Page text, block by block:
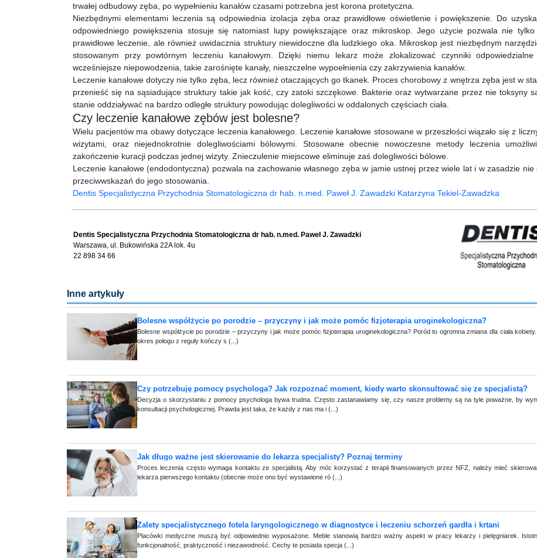
trwałej odbudowy zęba, po wypełnieniu kanałów czasami potrzebna jest korona protetyczna.
Niezbędnymi elementami leczenia są odpowiednia izolacja zęba oraz prawidłowe oświetlenie i powiększenie. Do
odpowiedniego powiększenia stosuje się natomiast lupy powiększające oraz mikroskop. Jego użycie pozwala nie tylko
prawidłowe leczenie, ale również uwidacznia struktury niewidoczne dla ludzkiego oka. Mikroskop jest niezbędnym
stosowanym przy powtórnym leczeniu kanałowym. Dzięki niemu lekarz może zlokalizować czynniki
wcześniejsze niepowodzenia, takie zarośnięte kanały, nieszczelne wypoełnienia czy zakrzywienia kanałów.
Leczenie kanałowe dotyczy nie tylko zęba, lecz również otaczających go tkanek. Proces chorobowy z wnętrza zęba jest w
przenieść się na sąsiadujące struktury takie jak kość, czy zatoki szczękowe. Bakterie oraz wytwarzane przez nie toksyny
stanie oddziaływać na bardzo odległe struktury powodując dolegliwości w oddalonych częściach ciała.
Czy leczenie kanałowe zębów jest bolesne?
Wielu pacjentów ma obawy dotyczące leczenia kanałowego. Leczenie kanałowe stosowane w przeszłości wiązało się z
wizytami, oraz niejednokrotnie dolegliwościami bólowymi. Stosowane obecnie nowoczesne metody leczenia
zakończenie kuracji podczas jednej wizyty. Znieczulenie miejscowe eliminuje zaś dolegliwości bólowe.
Leczenie kanałowe (endodontyczna) pozwala na zachowanie własnego zęba w jamie ustnej przez wiele lat i w zasadzie nie
przeciwwskazań do jego stosowania.
Dentis Specjalistyczna Przychodnia Stomatologiczna dr hab. n.med. Paweł J. Zawadzki Katarzyna Tekiel-Zawadzka
Dentis Specjalistyczna Przychodnia Stomatologiczna dr hab. n.med. Paweł J. Zawadzki
Warszawa, ul. Bukowińska 22A lok. 4u
22 898 34 66
Inne artykuły
Bolesne współżycie po porodzie – przyczyny i jak może pomóc fizjoterapia uroginekologiczna?
Bolesne współżycie po porodzie – przyczyny i jak może pomóc fizjoterapia uroginekologiczna? Poród to ogromna zmiana dla ciała
okres połogu z reguły kończy s (...)
Czy potrzebuję pomocy psychologa? Jak rozpoznać moment, kiedy warto skonsultować się ze specjalistą?
Decyzja o skorzystaniu z pomocy psychologa bywa trudna. Często zastanawiamy się, czy nasze problemy są na tyle poważne, by
konsultacji psychologicznej. Prawda jest taka, że każdy z nas ma i (...)
Jak długo ważne jest skierowanie do lekarza specjalisty? Poznaj terminy
Proces leczenia często wymaga kontaktu ze specjalistą. Aby móc korzystać z terapii finansowanych przez NFZ, należy mieć
lekarza pierwszego kontaktu (obecnie może ono być wystawione ró (...)
Zalety specjalistycznego fotela laryngologicznego w diagnostyce i leczeniu schorzeń gardła i krtani
Placówki medyczne muszą być odpowiednio wyposażone. Meble stanowią bardzo ważny aspekt w pracy lekarzy i pielęgniarek.
funkcjonalność, praktyczność i niezawodność. Cechy te posiada specja (...)